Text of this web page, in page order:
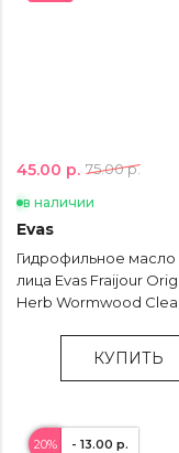
45.00 р. 75.00 р.
в наличии
Evas
Гидрофильное масло
лица Evas Fraijour
Herb Wormwood
КУПИТЬ
20% - 13.00 р.